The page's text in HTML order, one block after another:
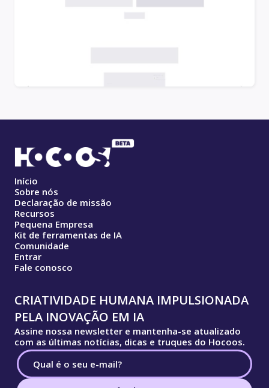
Início
Sobre nós
Declaração de missão
Recursos
Pequena Empresa
Kit de ferramentas de IA
Comunidade
Entrar
Fale conosco
CRIATIVIDADE HUMANA IMPULSIONADA
PELA INOVAÇÃO EM IA
Assine nossa newsletter e mantenha-se atualizado
com as últimas notícias, dicas e truques do Hocoos.